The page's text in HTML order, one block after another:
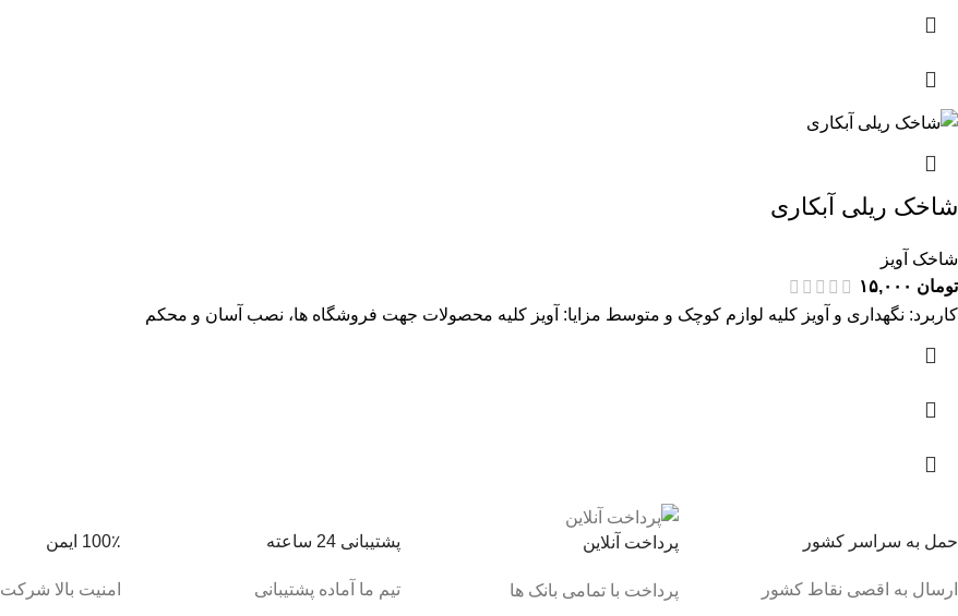
شاخک ریلی آبکاری
شاخک آویز
تومان
کاربرد: نگهداری و آویز کلیه لوازم کوچک و متوسط مزایا: آویز کلیه محصولات جهت فروشگاه ها، نصب آسان و محکم
حمل به سراسر کشور
ارسال به اقصی نقاط کشور
پرداخت آنلاین
پرداخت با تمامی بانک ها
پشتیبانی 24 ساعته
تیم ما آماده پشتیبانی
100٪ ایمن
امنیت بالا شرکت